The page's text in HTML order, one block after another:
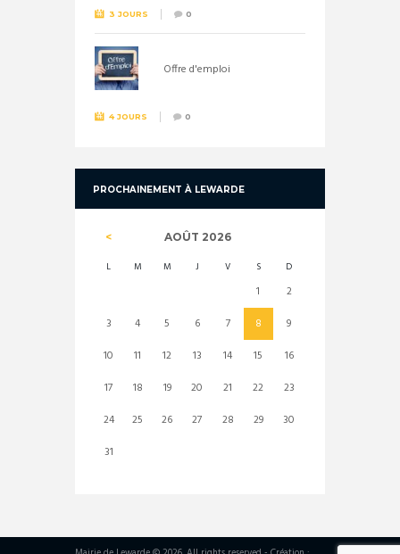
3 JOURS 0
Offre d'emploi
4 JOURS 0
PROCHAINEMENT À LEWARDE
AOÛT 2026
L M M J V S D
1
2
3
4 5 6 7 8
9
10
11 12 13 14 15
16
17
18 19 20 21 22
23
24
25 26 27 28 29
30
31